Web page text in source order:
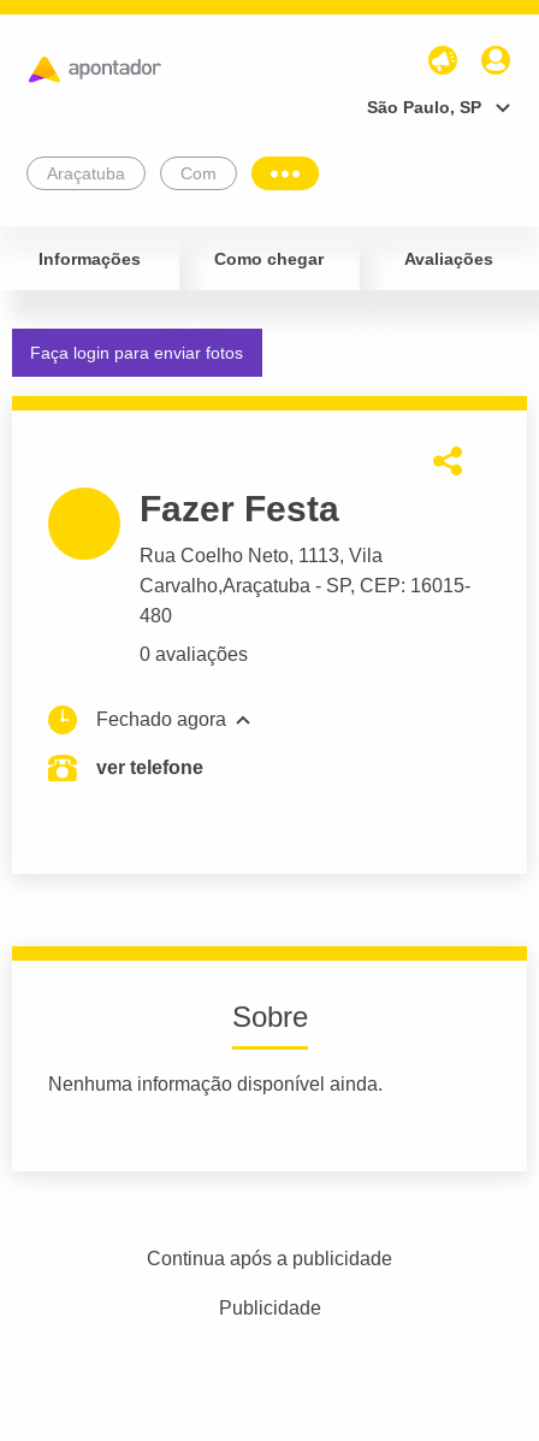
São Paulo, SP
Araçatuba Com
Informações Como chegar Avaliações
Faça login para enviar fotos
Fazer Festa
Rua Coelho Neto, 1113, Vila
Carvalho,Araçatuba - SP, CEP: 16015-
480
0 avaliações
Fechado agora
ver telefone
Sobre
Nenhuma informação disponível ainda.
Continua após a publicidade
Publicidade